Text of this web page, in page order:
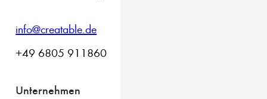
info@creatable.de
+49 6805 911860
Unternehmen